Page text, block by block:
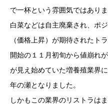
で一杯という雰囲気ではあり
白菜などは自主廃棄され、ポ
（価格上昇）が期待されたト
開始の１１月初旬から値崩れ
が見え始めていた増養殖業界
年の瀬となりました。
しかもこの業界のリストラは